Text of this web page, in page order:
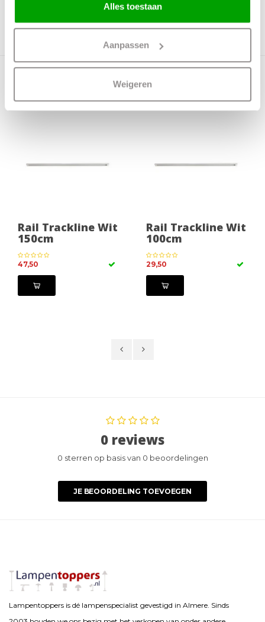
Alles toestaan
Aanpassen
Weigeren
Meer producten uit deze serie
Rail Trackline Wit
150cm
47,50
Rail Trackline Wit
100cm
29,50
0 reviews
0 sterren op basis van 0 beoordelingen
JE BEOORDELING TOEVOEGEN
Lampentoppers is dé lampenspecialist gevestigd in Almere. Sinds